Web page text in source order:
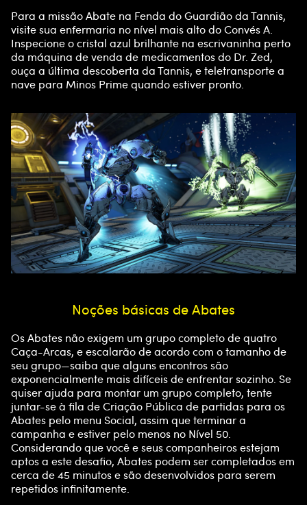
Para a missão Abate na Fenda do Guardião da Tannis,
visite sua enfermaria no nível mais alto do Convés A.
Inspecione o cristal azul brilhante na escrivaninha perto
da máquina de venda de medicamentos do Dr. Zed,
ouça a última descoberta da Tannis, e teletransporte a
nave para Minos Prime quando estiver pronto.
Noções básicas de Abates
Os Abates não exigem um grupo completo de quatro
Caça-Arcas, e escalarão de acordo com o tamanho de
seu grupo—saiba que alguns encontros são
exponencialmente mais difíceis de enfrentar sozinho. Se
quiser ajuda para montar um grupo completo, tente
juntar-se à fila de Criação Pública de partidas para os
Abates pelo menu Social, assim que terminar a
campanha e estiver pelo menos no Nível 50.
Considerando que você e seus companheiros estejam
aptos a este desafio, Abates podem ser completados em
cerca de 45 minutos e são desenvolvidos para serem
repetidos infinitamente.